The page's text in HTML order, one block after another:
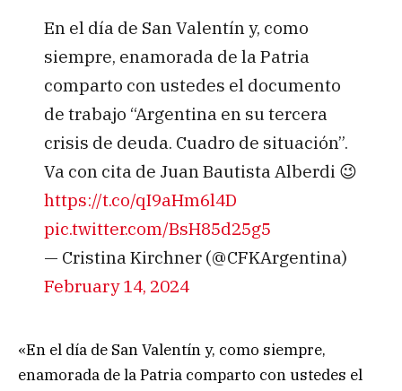
En el día de San Valentín y, como
siempre, enamorada de la Patria
comparto con ustedes el documento
de trabajo “Argentina en su tercera
crisis de deuda. Cuadro de situación”.
Va con cita de Juan Bautista Alberdi 😉
https://t.co/qI9aHm6l4D
pic.twitter.com/BsH85d25g5
— Cristina Kirchner (@CFKArgentina)
February 14, 2024
«En el día de San Valentín y, como siempre,
enamorada de la Patria comparto con ustedes el